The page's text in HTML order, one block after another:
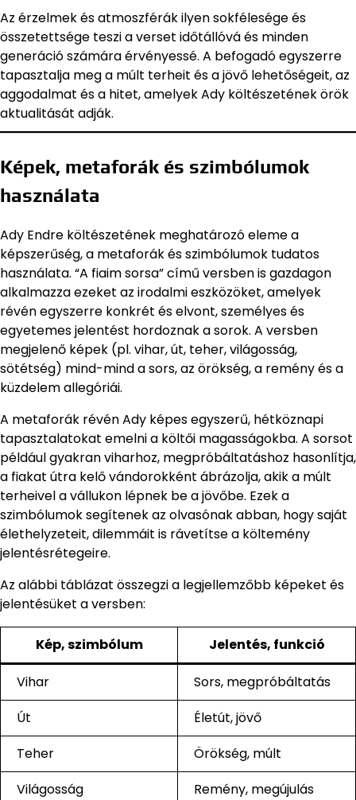
Az érzelmek és atmoszférák ilyen sokfélesége és
összetettsége teszi a verset időtállóvá és minden
generáció számára érvényessé. A befogadó egyszerre
tapasztalja meg a múlt terheit és a jövő lehetőségeit, az
aggodalmat és a hitet, amelyek Ady költészetének örök
aktualitását adják.
Képek, metaforák és szimbólumok
használata
Ady Endre költészetének meghatározó eleme a
képszerűség, a metaforák és szimbólumok tudatos
használata. “A fiaim sorsa” című versben is gazdagon
alkalmazza ezeket az irodalmi eszközöket, amelyek
révén egyszerre konkrét és elvont, személyes és
egyetemes jelentést hordoznak a sorok. A versben
megjelenő képek (pl. vihar, út, teher, világosság,
sötétség) mind-mind a sors, az örökség, a remény és a
küzdelem allegóriái.
A metaforák révén Ady képes egyszerű, hétköznapi
tapasztalatokat emelni a költői magasságokba. A sorsot
például gyakran viharhoz, megpróbáltatáshoz hasonlítja,
a fiakat útra kelő vándorokként ábrázolja, akik a múlt
terheivel a vállukon lépnek be a jövőbe. Ezek a
szimbólumok segítenek az olvasónak abban, hogy saját
élethelyzeteit, dilemmáit is rávetítse a költemény
jelentésrétegeire.
Az alábbi táblázat összegzi a legjellemzőbb képeket és
jelentésüket a versben:
Kép, szimbólum Jelentés, funkció
Vihar
Sors, megpróbáltatás
Út
Életút, jövő
Teher
Örökség, múlt
Világosság
Remény, megújulás